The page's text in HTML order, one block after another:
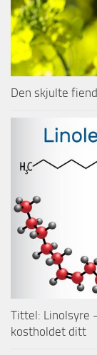
Den skjulte
Tittel: Linolsyre
kostholdet ditt